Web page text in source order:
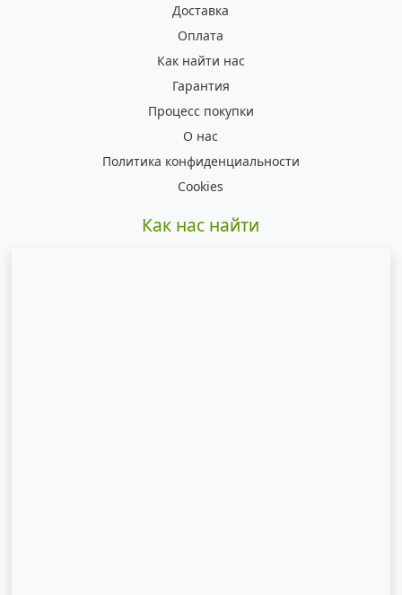
Доставка
Оплата
Как найти нас
Гарантия
Процесс покупки
О нас
Политика конфиденциальности
Cookies
Как нас найти